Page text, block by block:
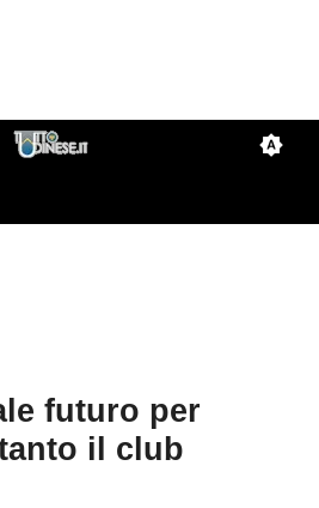
futuro per
il club